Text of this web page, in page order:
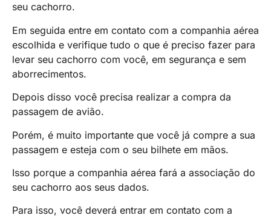
seu cachorro.
Em seguida entre em contato com a companhia aérea
escolhida e verifique tudo o que é preciso fazer para
levar seu cachorro com você, em segurança e sem
aborrecimentos.
Depois disso você precisa realizar a compra da
passagem de avião.
Porém, é muito importante que você já compre a sua
passagem e esteja com o seu bilhete em mãos.
Isso porque a companhia aérea fará a associação do
seu cachorro aos seus dados.
Para isso, você deverá entrar em contato com a